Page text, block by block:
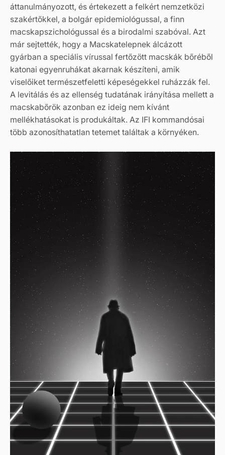
áttanulmányozott, és értekezett a felkért nemzetközi
szakértőkkel, a bolgár epidemiológussal, a finn
macskapszichológussal és a birodalmi szabóval. Azt
már sejtették, hogy a Macskatelepnek álcázott
gyárban a speciális vírussal fertőzött macskák bőréből
katonai egyenruhákat akarnak készíteni, amik
viselőiket természetfeletti képeségekkel ruházzák fel.
A levitálás és az ellenség tudatának irányítása mellett a
macskabőrök azonban ez ideig nem kívánt
mellékhatásokat is produkáltak. Az IFI kommandósai
több azonosíthatatlan tetemet találtak a környéken.